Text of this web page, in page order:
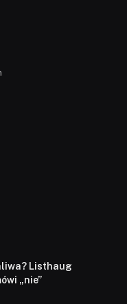
Listhaug
„nie”